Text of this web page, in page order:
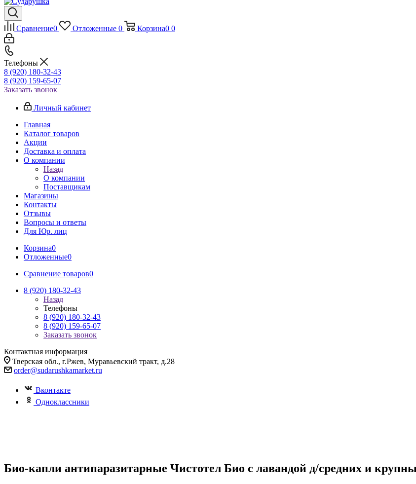
Сравнение0 Отложенные 0 Корзина0 0
Телефоны
8 (920) 180-32-43
8 (920) 159-65-07
Заказать звонок
Личный кабинет
Главная
Каталог товаров
Акции
Доставка и оплата
О компании
Назад
О компании
Поставщикам
Магазины
Контакты
Отзывы
Вопросы и ответы
Для Юр. лиц
Корзина0
Отложенные0
Сравнение товаров0
8 (920) 180-32-43
Назад
Телефоны
8 (920) 180-32-43
8 (920) 159-65-07
Заказать звонок
Контактная информация
Тверская обл., г.Ржев, Муравьевский тракт, д.28
order@sudarushkamarket.ru
Вконтакте
Одноклассники
Био-капли антипаразитарные Чистотел Био с лавандой д/средних и